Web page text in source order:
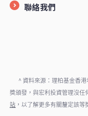
聯絡我們
^ 資料來源：理柏基金香港
獎頒發，與宏利投資管理沒
站 ，以了解更多有關釐定該等